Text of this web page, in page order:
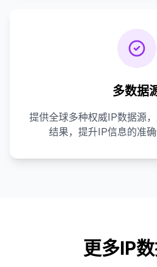
多数据
提供全球多种权威IP数据源
结果，提升IP信息的准确
更多IP